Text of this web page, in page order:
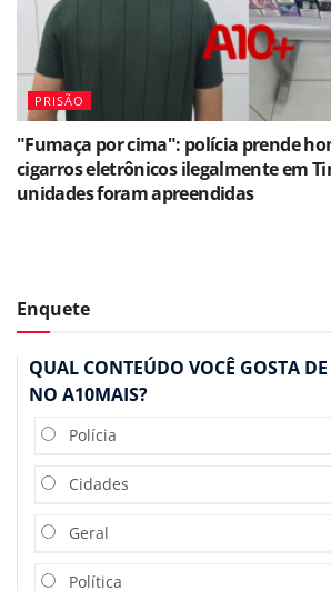
PRISÃO
"Fumaça por cima": polícia prende
cigarros eletrônicos ilegalmente em
unidades foram apreendidas
Enquete
QUAL CONTEÚDO VOCÊ GOSTA
NO A10MAIS?
Polícia
Cidades
Geral
Política